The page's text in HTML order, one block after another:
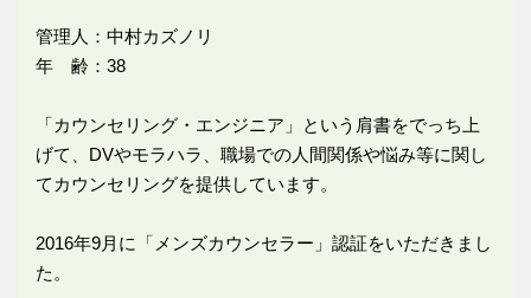
管理人：中村カズノリ
年 齢：38
「カウンセリング・エンジニア」という肩書をでっち上
げて、DVやモラハラ、職場での人間関係や悩み等に関し
てカウンセリングを提供しています。
2016年9月に「メンズカウンセラー」認証をいただきまし
た。